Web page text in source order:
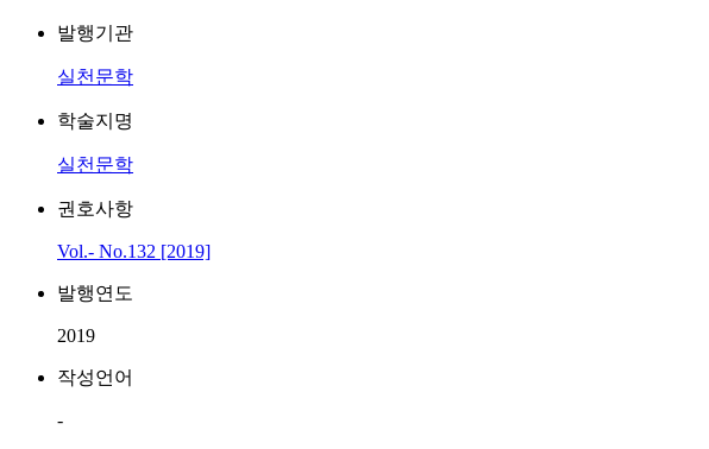
발행기관
실천문학
학술지명
실천문학
권호사항
Vol.- No.132 [2019]
발행연도
2019
작성언어
-